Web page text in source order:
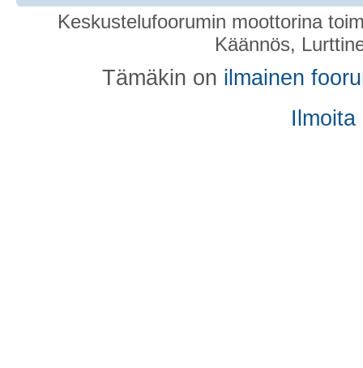
Keskustelufoorumin moottorina
Käännös,
Tämäkin on ilmainen